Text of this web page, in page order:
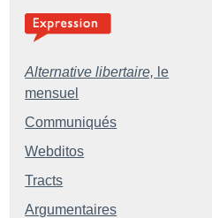
Alternative libertaire, le
mensuel
Communiqués
Webditos
Tracts
Argumentaires